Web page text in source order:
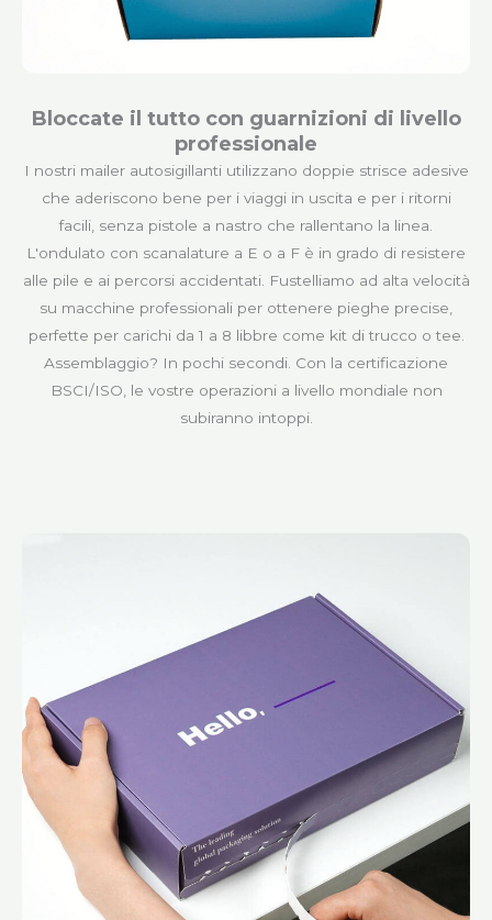
Bloccate il tutto con guarnizioni di livello
professionale
I nostri mailer autosigillanti utilizzano doppie strisce adesive
che aderiscono bene per i viaggi in uscita e per i ritorni
facili, senza pistole a nastro che rallentano la linea.
L'ondulato con scanalature a E o a F è in grado di resistere
alle pile e ai percorsi accidentati. Fustelliamo ad alta velocità
su macchine professionali per ottenere pieghe precise,
perfette per carichi da 1 a 8 libbre come kit di trucco o tee.
Assemblaggio? In pochi secondi. Con la certificazione
BSCI/ISO, le vostre operazioni a livello mondiale non
subiranno intoppi.